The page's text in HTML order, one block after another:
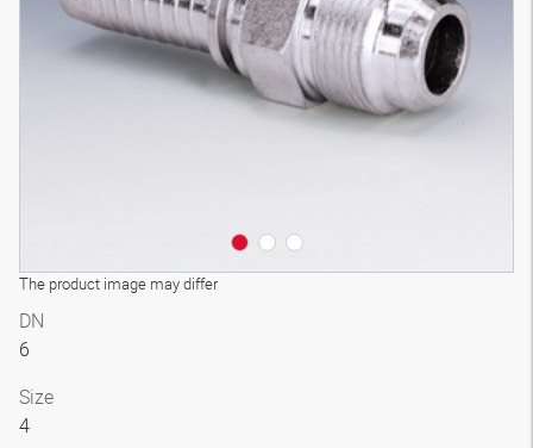
The product image may differ
3D-model
DN
6
Size
4